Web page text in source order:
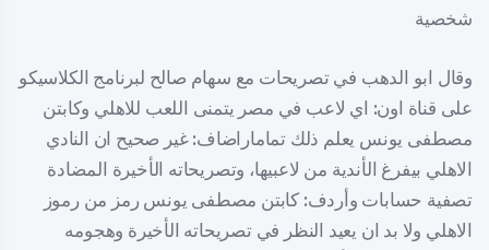
شخصية
وقال ابو الدهب في تصريحات مع سهام صالح لبرنامج الكلاسيكو
على قناة اون: اي لاعب في مصر يتمنى اللعب للاهلي وكابتن
مصطفى يونس يعلم ذلك تماماراضاف: غير صحيح ان النادي
الاهلي بيفرغ الأندية من لاعبيها، وتصريحاته الأخيرة المضادة
تصفية حسابات وأردف: كابتن مصطفى يونس رمز من رموز
الاهلي ولا بد ان يعيد النظر في تصريحاته الأخيرة وهجومه